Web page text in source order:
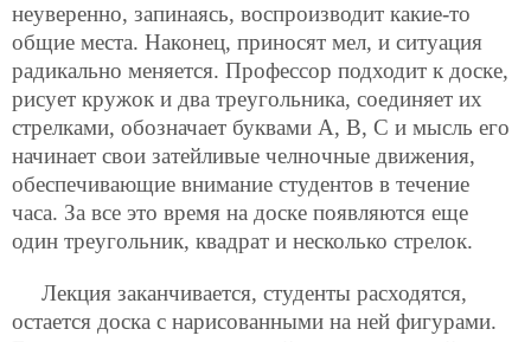
неуверенно, запинаясь, воспроизводит какие-то
общие места. Наконец, приносят мел, и ситуация
радикально меняется. Профессор подходит к доске,
рисует кружок и два треугольника, соединяет их
стрелками, обозначает буквами А, В, С и мысль его
начинает свои затейливые челночные движения,
обеспечивающие внимание студентов в течение
часа. За все это время на доске появляются еще
один треугольник, квадрат и несколько стрелок.
Лекция заканчивается, студенты расходятся,
остается доска с нарисованными на ней фигурами.